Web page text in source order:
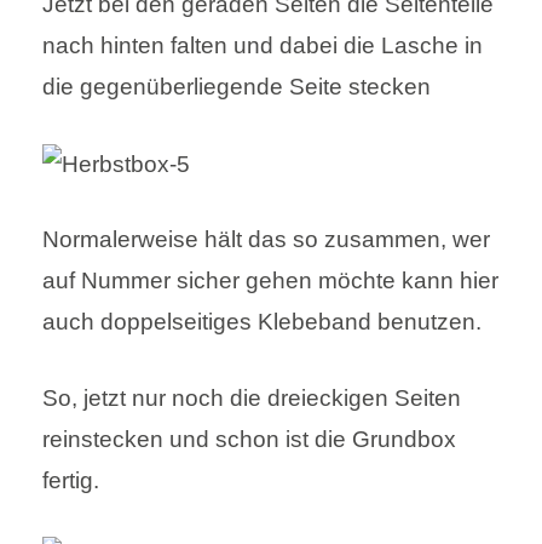
nach hinten falten und dabei die Lasche in
die gegenüberliegende Seite stecken
Normalerweise hält das so zusammen, wer
auf Nummer sicher gehen möchte kann hier
auch doppelseitiges Klebeband benutzen.
So, jetzt nur noch die dreieckigen Seiten
reinstecken und schon ist die Grundbox
fertig.